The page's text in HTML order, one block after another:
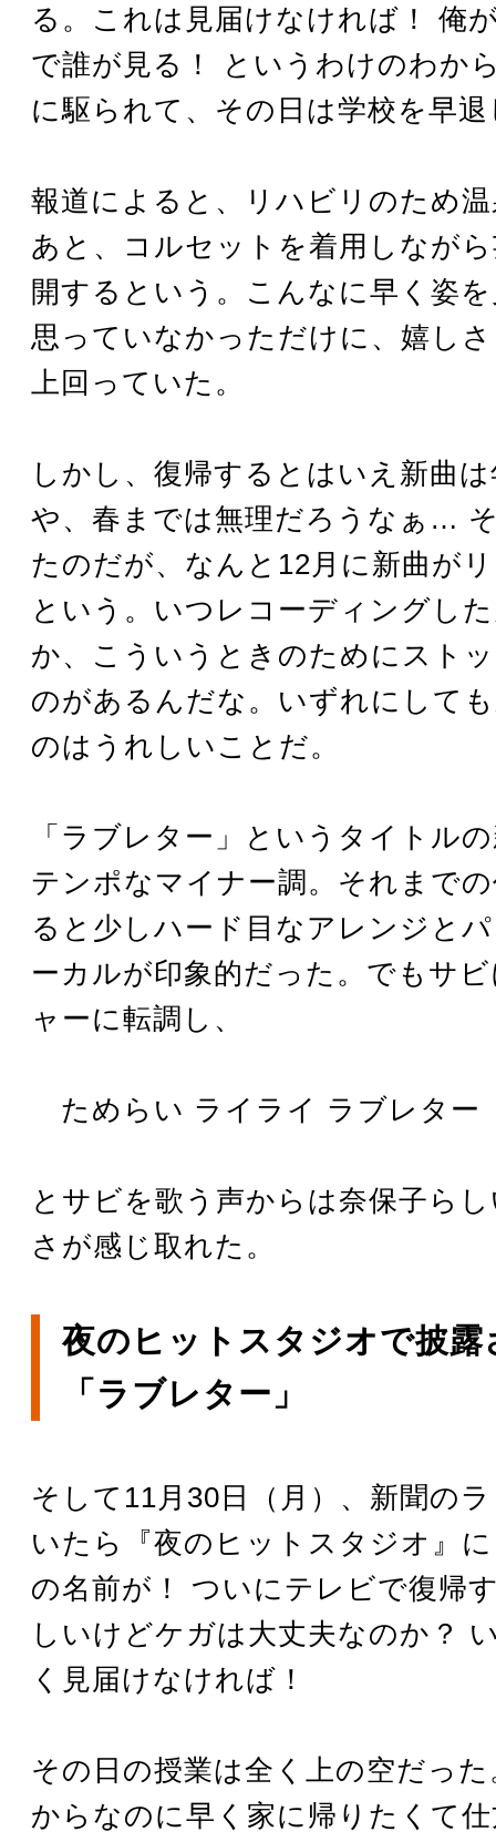
る。これは見届けなければ！ 俺
で誰が見る！ というわけのわか
に駆られて、その日は学校を早
報道によると、リハビリのため
あと、コルセットを着用しなが
開するという。こんなに早く姿
思っていなかっただけに、嬉し
上回っていた。
しかし、復帰するとはいえ新曲
や、春までは無理だろうなぁ…
たのだが、なんと12月に新曲が
という。いつレコーディングし
か、こういうときのためにスト
のがあるんだな。いずれにして
のはうれしいことだ。
「ラブレター」というタイトル
テンポなマイナー調。それまで
ると少しハード目なアレンジと
ーカルが印象的だった。でもサ
ャーに転調し、
ためらい ライライ ラブレター
とサビを歌う声からは奈保子ら
さが感じ取れた。
夜のヒットスタジオで披露
「ラブレター」
そして11月30日（月）、新聞の
いたら『夜のヒットスタジオ』に
の名前が！ ついにテレビで復帰
しいけどケガは大丈夫なのか？
く見届けなければ！
その日の授業は全く上の空だっ
からなのに早く家に帰りたくて